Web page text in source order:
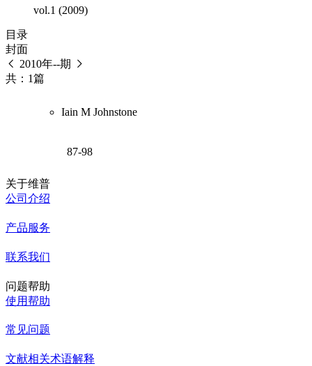
vol.1 (2009)
目录
封面
2010年--期
共：1篇
Iain M Johnstone
87-98
关于维普
公司介绍
产品服务
联系我们
问题帮助
使用帮助
常见问题
文献相关术语解释